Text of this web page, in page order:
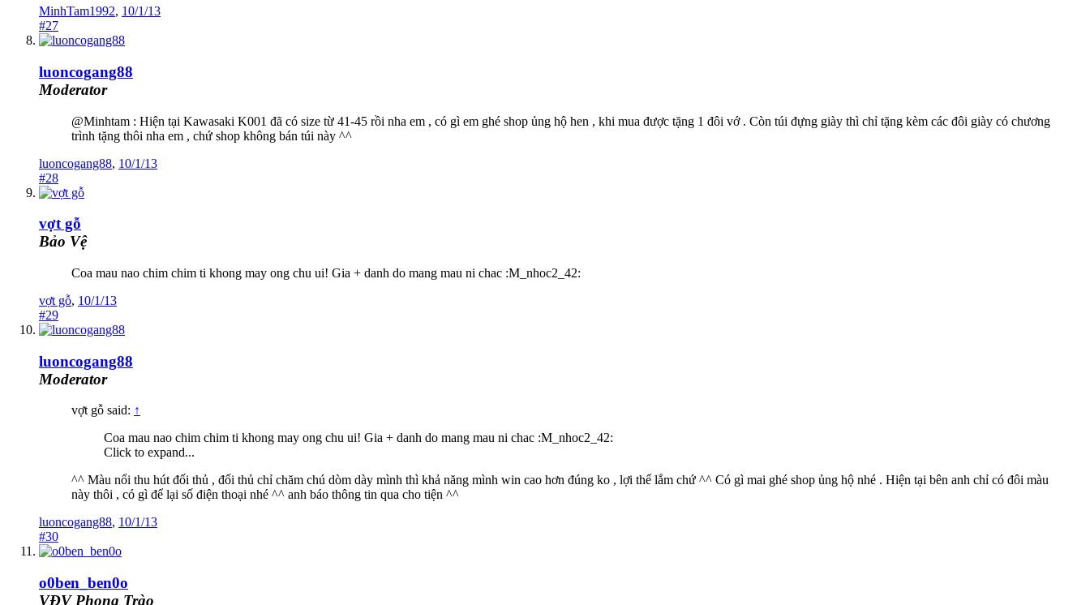
MinhTam1992, 10/1/13
#27
luoncogang88
Moderator
@Minhtam : Hiện tại Kawasaki K001 đã có size từ 41-45 rồi nha em , có gì em ghé shop ủng hộ hen , khi mua được tặng 1 đôi vớ . Còn túi đựng giày thì chỉ tặng kèm các đôi giày có chương
trình tặng thôi nha em , chứ shop không bán túi này ^^
luoncogang88, 10/1/13
#28
vợt gỗ
Bảo Vệ
Coa mau nao chim chim ti khong may ong chu ui! Gia + danh do mang mau ni chac :M_nhoc2_42:
vợt gỗ, 10/1/13
#29
luoncogang88
Moderator
vợt gỗ said: ↑
Coa mau nao chim chim ti khong may ong chu ui! Gia + danh do mang mau ni chac :M_nhoc2_42:
Click to expand...
^^ Màu nổi thu hút đối thủ , đối thủ chỉ chăm chú dòm dày mình thì khả năng mình win cao hơn đúng ko , lợi thế lắm chứ ^^ Có gì mai ghé shop ủng hộ nhé . Hiện tại bên anh chỉ có đôi màu
này thôi , có gì để lại số điện thoại nhé ^^ anh báo thông tin qua cho tiện ^^
luoncogang88, 10/1/13
#30
o0ben_ben0o
VĐV Phong Trào